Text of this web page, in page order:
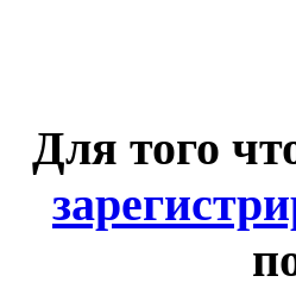
Для того